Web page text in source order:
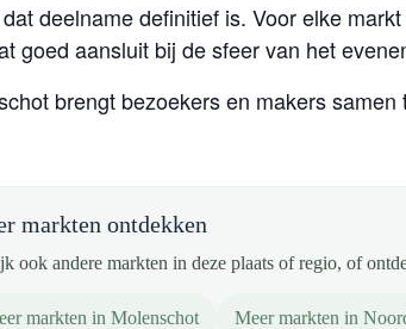
deelname definitief is. Voor elke
goed aansluit bij de sfeer van het
brengt bezoekers en makers
markten ontdekken
ook andere markten in deze plaats of regio, of
markten in Molenschot Meer markten in